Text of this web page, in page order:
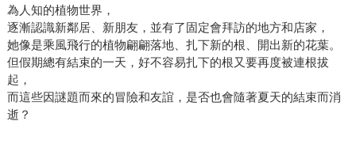
為人知的植物世界，
逐漸認識新鄰居、新朋友，並有了固定會拜訪的地方和店家，
她像是乘風飛行的植物翩翩落地、扎下新的根、開出新的花葉。
但假期總有結束的一天，好不容易扎下的根又要再度被連根拔
起，
而這些因謎題而來的冒險和友誼，是否也會隨著夏天的結束而消
逝？